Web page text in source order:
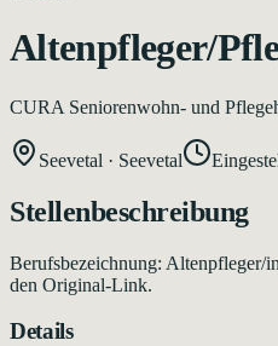
Altenpfleger/
CURA Seniorenwohn- und
Seevetal · Seevetal
Stellenbeschreibung
Berufsbezeichnung: Altenpfleger/
den Original-Link.
Details